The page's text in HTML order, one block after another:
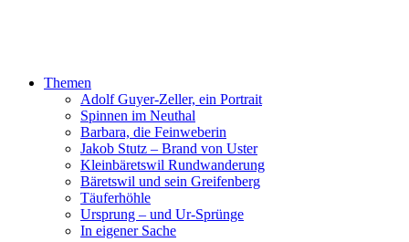
Themen
Adolf Guyer-Zeller, ein Portrait
Spinnen im Neuthal
Barbara, die Feinweberin
Jakob Stutz – Brand von Uster
Kleinbäretswil Rundwanderung
Bäretswil und sein Greifenberg
Täuferhöhle
Ursprung – und Ur-Sprünge
In eigener Sache